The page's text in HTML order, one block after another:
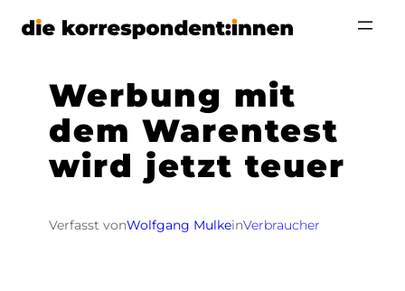
Zum
Werbung mit
dem Warentest
wird jetzt teuer
Verfasst vonWolfgang MulkeinVerbraucher